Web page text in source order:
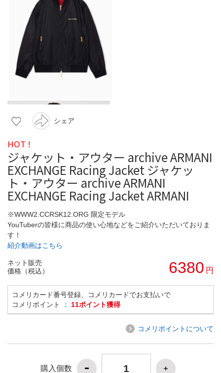
シェア
HOT !
ジャケット・アウター archive ARMANI
EXCHANGE Racing Jacket ジャケッ
ト・アウター archive ARMANI
EXCHANGE Racing Jacket ARMANI
※WWW2.CCRSK12.ORG 限定モデル
YouTuberの皆様に商品の使い心地などをご紹介いただいておりま
す！
紹介動画はこちら
ネット販売
価格（税込）
6380 円
コメリカード番号登録、コメリカードでお支払いで
コメリポイント ： 11ポイント獲得
コメリポイントについて
購入個数